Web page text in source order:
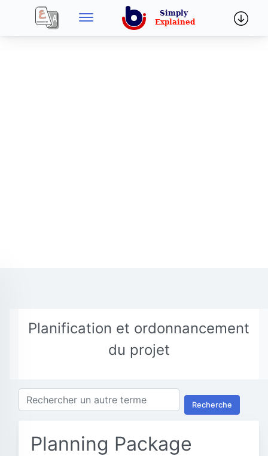
Planification et ordonnancement
du projet
Recherche
Planning Package